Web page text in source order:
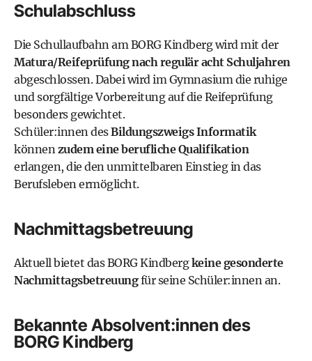
Schulabschluss
Die Schullaufbahn am BORG Kindberg wird mit der
Matura/Reifeprüfung nach regulär acht Schuljahren
abgeschlossen. Dabei wird im Gymnasium die ruhige
und sorgfältige Vorbereitung auf die Reifeprüfung
besonders gewichtet.
Schüler:innen desBildungszweigs Informatik
könnenzudem eine berufliche Qualifikation
erlangen, die den unmittelbaren Einstieg in das
Berufsleben ermöglicht.
Nachmittagsbetreuung
Aktuell bietet das BORG Kindbergkeine gesonderte
Nachmittagsbetreuungfür seine Schüler:innen an.
Bekannte Absolvent:innen des
BORG Kindberg